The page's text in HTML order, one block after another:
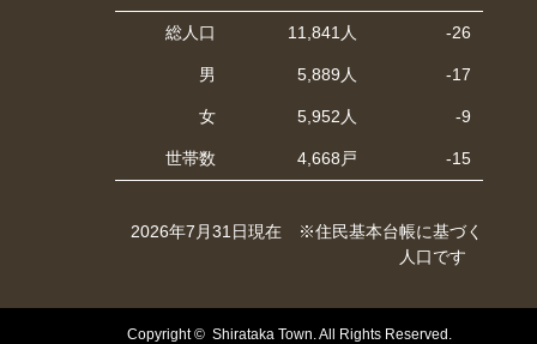
総人口 11,841人 -26
男 5,889人 -17
女 5,952人 -9
世帯数 4,668戸 -15
2026年7月31日現在 ※住民基本台帳に基づく
人口です
Copyright © Shirataka Town. All Rights Reserved.